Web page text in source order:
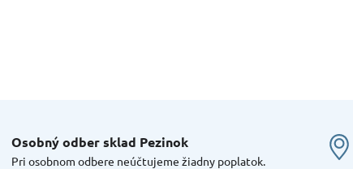
Osobný odber sklad Pezinok
Pri osobnom odbere neúčtujeme žiadny poplatok.